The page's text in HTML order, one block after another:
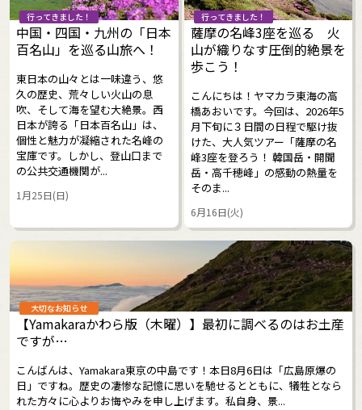
行ってきました！
中国・四国・九州の「日本
百名山」を巡る山旅へ！
東日本の山々とは一味違う、悠
久の歴史、荒々しい火山の息
吹、そして海を望む大絶景。西
日本が誇る「日本百名山」は、
個性と魅力が凝縮された名峰の
宝庫です。しかし、登山口まで
の公共交通機関が...
1月25日(日)
行ってきました！
薩摩の名峰3座を巡る 火
山が織りなす圧倒的絶景を
歩こう！
こんにちは！ヤマカラ東海の高
橋あおいです。今回は、2026年5
月下旬に３日間の日程で駆け抜
けた、大人気ツアー「薩摩の名
峰3座を登ろう！ 韓国岳・開聞
岳・高千穂峰」の感動の熱量を
そのま...
6月16日(火)
大切なお知らせ
【Yamakaraかわら版（木曜）】最初に調べるのはお土産
ですが…
こんばんは、Yamakara東京の中島です！本日8月6日は「広島原爆の
日」ですね。歴史の凄惨な記憶に思いを馳せるとともに、犠牲となら
れた方々に心よりお悔やみを申し上げます。私自身、景...